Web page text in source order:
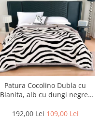
Patura Cocolino Dubla cu
Blanita, alb cu dungi negre-
192,00 Lei109,00 Lei